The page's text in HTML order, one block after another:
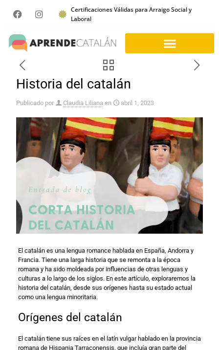
Certificaciones Válidas para Arraigo Social y
Laboral
Historia del catalán
Publicado por Claudia Liliana en abril 1, 2023
El catalán es una lengua romance hablada en España, Andorra y
Francia. Tiene una larga historia que se remonta a la época
romana y ha sido moldeada por influencias de otras lenguas y
culturas a lo largo de los siglos. En este artículo, exploraremos la
historia del catalán, desde sus orígenes hasta su estado actual
como una lengua minoritaria.
Orígenes del catalán
El catalán tiene sus raíces en el latín vulgar hablado en la provincia
romana de Hispania Tarraconensis, que incluía gran parte del